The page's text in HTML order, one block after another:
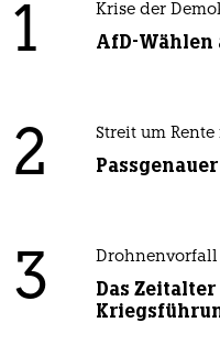
1 Krise der
AfD-
2 Streit um Rente
3
Das